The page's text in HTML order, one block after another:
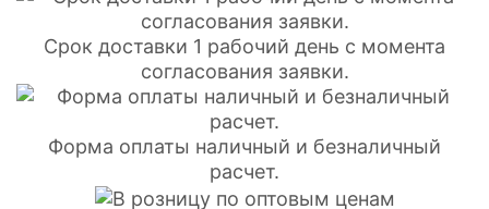
Срок доставки 1 рабочий день с момента
согласования заявки.
Форма оплаты наличный и безналичный
расчет.